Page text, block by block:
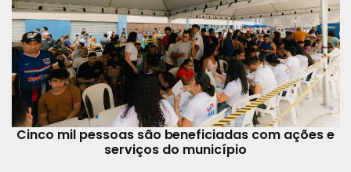
Cinco mil pessoas são beneficiadas com ações e
serviços do município